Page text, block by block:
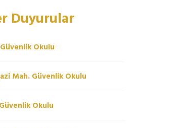
Duyurular
Okulu
Mah. Güvenlik Okulu
Okulu